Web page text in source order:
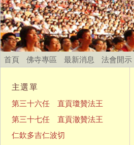
首頁 佛寺專區 最新消息 法會開示
主選單
第三十六任 直貢瓊贊法王
第三十七任 直貢澈贊法王
仁欽多吉仁波切